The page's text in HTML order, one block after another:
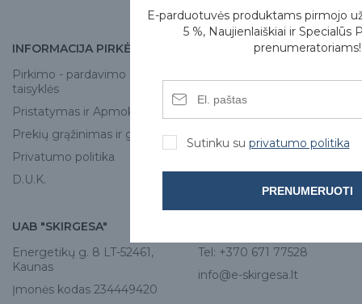
INFORMACIJA PIRKĖJUI
Pirkimo - pardavimo
taisyklės
Pristatymas ir Apmokėjimas
Prekių grąžinimas ir garantija
Privatumo politika
D.U.K.
APIE MUS
Skirgesa parduotuvės
Kontaktai
UAB "SKIRGESA"
Energetikų g. 8 LT-52461,
Kaunas
Įmonės kodas 234449420
Tel: +370 671 77528
info@e-skirgesa.lt
E-parduotuvės produktams pirmojo
5 %, Naujienlaiškiai ir Specialūs
prenumeratoriams!
Sutinku su privatumo politika
PRENUMERUOTI